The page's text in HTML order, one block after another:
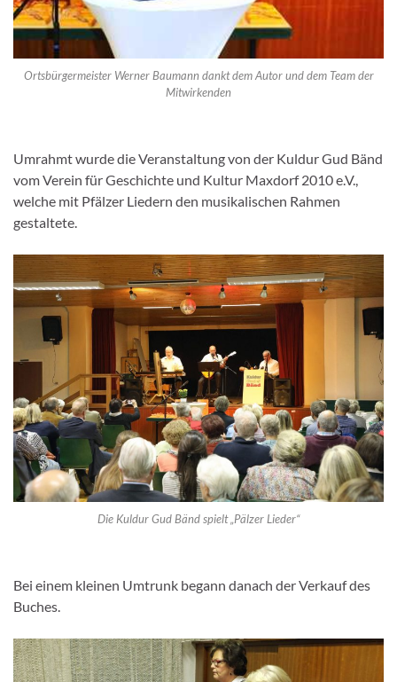
Ortsbürgermeister Werner Baumann dankt dem Autor und dem Team der
Mitwirkenden
Umrahmt wurde die Veranstaltung von der Kuldur Gud Bänd
vom Verein für Geschichte und Kultur Maxdorf 2010 e.V.,
welche mit Pfälzer Liedern den musikalischen Rahmen
gestaltete.
Die Kuldur Gud Bänd spielt „Pälzer Lieder“
Bei einem kleinen Umtrunk begann danach der Verkauf des
Buches.